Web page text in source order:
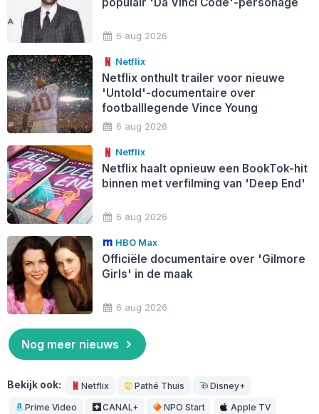
populair 'Da Vinci Code'-personage
6 aug 2026
Netflix
Netflix onthult trailer voor nieuwe
'Untold'-documentaire over
footballlegende Vince Young
6 aug 2026
Netflix
Netflix haalt opnieuw een BookTok-hit
binnen met verfilming van 'Deep End'
6 aug 2026
HBO Max
Officiële documentaire over 'Gilmore
Girls' in de maak
6 aug 2026
Nog meer nieuws
Bekijk ook: Netflix Pathé Thuis Disney+
Prime Video CANAL+ NPO Start Apple TV